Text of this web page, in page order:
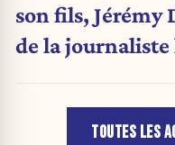
son fils, Jérémy
de la journaliste
TOUTES LES